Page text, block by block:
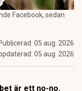
Facebook, sedan
05 aug. 2026
05 aug. 2026
är ett no-no.